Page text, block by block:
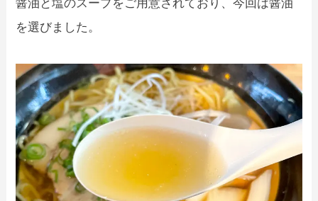
醤油と塩のスープをご用意されており、今回は醤油
を選びました。